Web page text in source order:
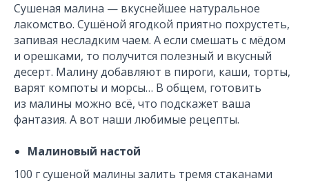
Сушеная малина — вкуснейшее натуральное
лакомство. Сушёной ягодкой приятно похрустеть,
запивая несладким чаем. А если смешать с мёдом
и орешками, то получится полезный и вкусный
десерт. Малину добавляют в пироги, каши, торты,
варят компоты и морсы… В общем, готовить
из малины можно всё, что подскажет ваша
фантазия. А вот наши любимые рецепты.
Малиновый настой
100 г сушеной малины залить тремя стаканами